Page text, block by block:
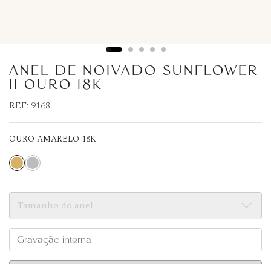
ANEL DE NOIVADO SUNFLOWER
II OURO 18K
REF: 9168
OURO AMARELO 18K